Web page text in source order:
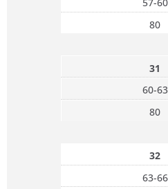
80
31
60-63
80
32
63-66